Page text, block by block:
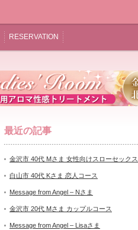
RESERVATION
最近の記事
金沢市 40代 Mさま 女性向けスローセック
白山市 40代 Kさま 恋人コース
Message from Angel – Nさま
金沢市 20代 Mさま カップルコース
Message from Angel – Lisaさま